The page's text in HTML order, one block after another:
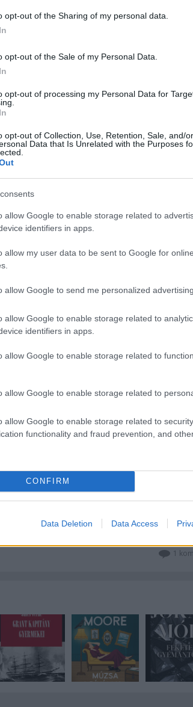
opt-out of the Sharing of my personal data.
opt-out of the Sale of my Personal Data.
opt-out of processing my Personal Data for
opt-out of Collection, Use, Retention, Sale, and/
Data that Is Unrelated with the Purposes
allow Google to enable storage related to
identifiers in apps.
allow my user data to be sent to Google for
allow Google to send me personalized advertising.
allow Google to enable storage related to
identifiers in apps.
allow Google to enable storage related to
allow Google to enable storage related to
allow Google to enable storage related to
functionality and fraud prevention, and
CONFIRM
Data Deletion Data Access
elegendő ahhoz, hogy maradandó
hiányzik az alkotásból, annak ellenére,
jelenetekkel, de mivel hiányzott a
lassítottak, álomszerűek a
a képsoroknak. A felső tízezer hazug
érdektelen szöveg, a látványorgiába
a lelkünk mélyén lakozó démonokkal
nyilvánult meg, pont a lényeg, a belső
ebből a jobb sorsra érdemes alkotásból.
filmjeinek, ezért nagyon fáj ezt leírnom,
búcsú, amit mester megérdemelt volna.
el a film, inkább untatott,
felejthetőre sikeredett. Tom
vászonról Sydney Pollack és Rade
filmjének, mégsem éri meg a két
Magyar Filmes Adatbázis (Mafab) oldalán
1